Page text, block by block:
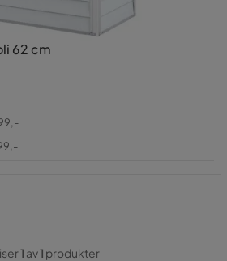
62 cm
1 av1 produkter